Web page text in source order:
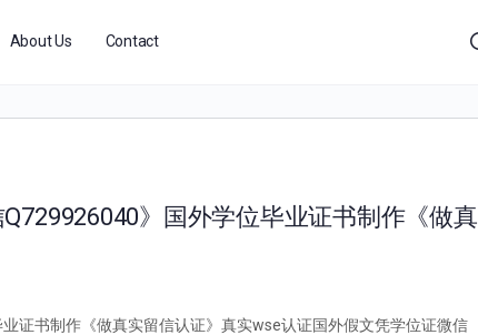
About Us Contact
》国外学位毕业证书制作《做真
证书制作《做真实留信认证》真实wse认证国外假文凭学位证微信